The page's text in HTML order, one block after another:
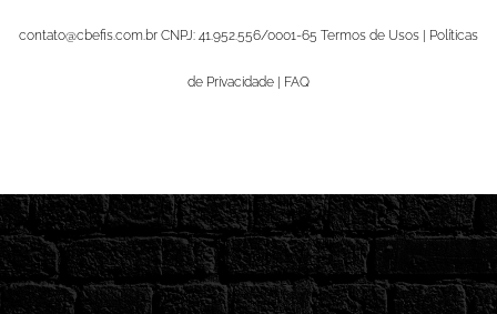
contato@cbefis.com.br CNPJ: 41.952.556/0001-65 Termos de Usos | Políticas
de Privacidade | FAQ